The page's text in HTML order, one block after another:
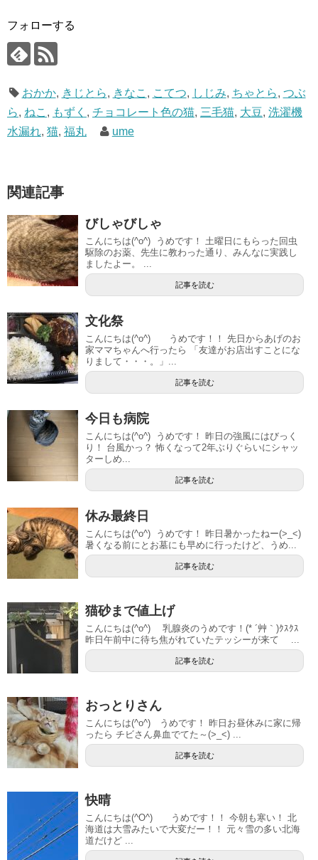
フォローする
おかか, きじとら, きなこ , こてつ, しじみ, ちゃとら, つぶ
ら, ねこ , もずく , チョコレート色の猫, 三毛猫, 大豆, 洗濯機
水漏れ, 猫, 福丸 ume
関連記事
びしゃびしゃ
こんにちは(^o^) うめです！ 土曜日にもらった回虫
駆除のお薬、先生に教わった通り、みんなに実践し
ましたよー。 ...
記事を読む
文化祭
こんにちは(^o^) うめです！！ 先日からあげのお
家ママちゃんへ行ったら 「友達がお店出すことにな
りまして・・・。」...
記事を読む
今日も病院
こんにちは(^o^) うめです！ 昨日の強風にはびっく
り！ 台風かっ？ 怖くなって2年ぶりぐらいにシャッ
ターしめ...
記事を読む
休み最終日
こんにちは(^o^) うめです！ 昨日暑かったねー(>_<)
暑くなる前にとお墓にも早めに行ったけど、うめ...
記事を読む
猫砂まで値上げ
こんにちは(^o^) 乳腺炎のうめです！(* ´艸｀)ｸｽｸｽ
昨日午前中に待ち焦がれていたテッシーが来て ...
記事を読む
おっとりさん
こんにちは(^o^) うめです！ 昨日お昼休みに家に帰
ったら チビさん鼻血でてた～(>_<) ...
記事を読む
快晴
こんにちは(^O^) うめです！！ 今朝も寒い！ 北
海道は大雪みたいで大変だー！！ 元々雪の多い北海
道だけど ...